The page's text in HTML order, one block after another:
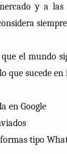
y a las
el mundo
que sucede
en Google
tipo